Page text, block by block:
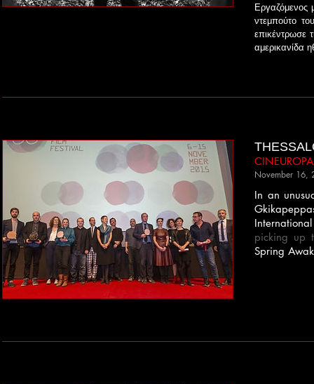
Εργαζόμενος
ντεμπούτο
επικέντρωσε
αμερικανίδα
CINEUROPA
November 16,
In an
picking up
Spring